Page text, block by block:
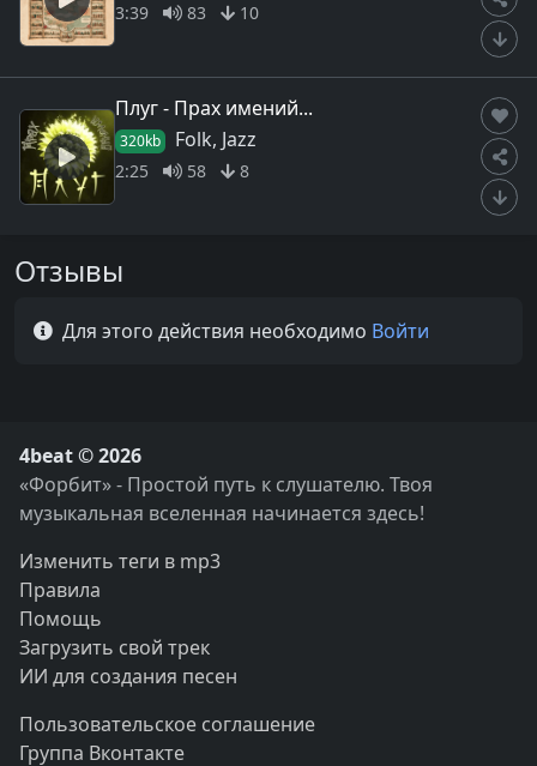
3:39 83 10
Плуг - Прах имений...
320kb Folk, Jazz
2:25 58 8
Отзывы
Для этого действия необходимо Войти
4beat © 2026
«Форбит» - Простой путь к слушателю. Твоя
музыкальная вселенная начинается здесь!
Изменить теги в mp3
Правила
Помощь
Загрузить свой трек
ИИ для создания песен
Пользовательское соглашение
Группа Вконтакте